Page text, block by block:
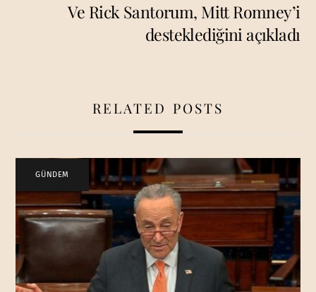
Ve Rick Santorum, Mitt Romney’i
desteklediğini açıkladı
RELATED POSTS
GÜNDEM